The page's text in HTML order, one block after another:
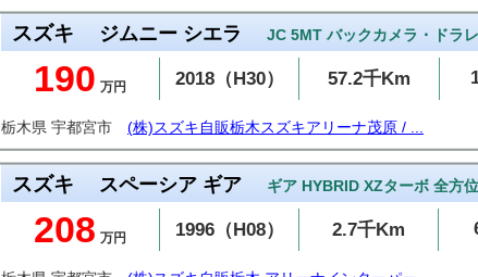
スズキ ジムニー シエラ JC 5MT バックカメラ・ドラ
190 万円 2018（H30） 57.2千Km
栃木県 宇都宮市 (株)スズキ自販栃木スズキアリーナ茂原 / ...
スズキ スペーシア ギア ギア HYBRID XZターボ 全方
208 万円 1996（H08） 2.7千Km